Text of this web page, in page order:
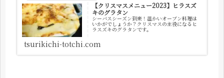
【クリスマスメニュー2023】ヒラスズ
キのグラタン
シーバスシーズン到来！温かいオーブン料理は
いかがでしょうか？クリスマスの主役になるヒ
ラスズキのグラタンです。
tsurikichi-totchi.com